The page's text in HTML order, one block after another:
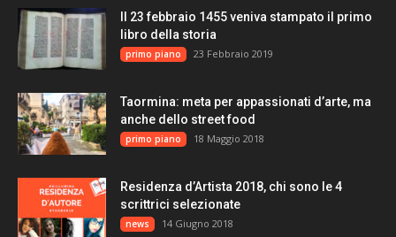
Il 23 febbraio 1455 veniva stampato il primo
libro della storia
primo piano 23 Febbraio 2019
Taormina: meta per appassionati d’arte, ma
anche dello street food
primo piano 18 Maggio 2018
Residenza d’Artista 2018, chi sono le 4
scrittrici selezionate
news 14 Giugno 2018